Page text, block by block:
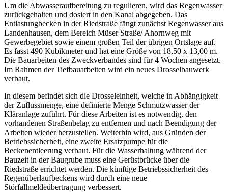
Um die Abwasseraufbereitung zu regulieren, wird das Regenwasser
zurückgehalten und dosiert in den Kanal abgegeben. Das
Entlastungbecken in der Riedstraße fängt zunächst Regenwasser aus
Landenhausen, dem Bereich Müser Straße/ Ahornweg mit
Gewerbegebiet sowie einem großen Teil der übrigen Ortslage auf.
Es fasst 490 Kubikmeter und hat eine Größe von 18,50 x 13,00 m.
Die Bauarbeiten des Zweckverbandes sind für 4 Wochen angesetzt.
Im Rahmen der Tiefbauarbeiten wird ein neues Drosselbauwerk
verbaut.
In diesem befindet sich die Drosseleinheit, welche in Abhängigkeit
der Zuflussmenge, eine definierte Menge Schmutzwasser der
Kläranlage zuführt. Für diese Arbeiten ist es notwendig, den
vorhandenen Straßenbelag zu entfernen und nach Beendigung der
Arbeiten wieder herzustellen. Weiterhin wird, aus Gründen der
Betriebssicherheit, eine zweite Ersatzpumpe für die
Beckenentleerung verbaut. Für die Wasserhaltung während der
Bauzeit in der Baugrube muss eine Gerüstbrücke über die
Riedstraße errichtet werden. Die künftige Betriebssicherheit des
Regenüberlaufbeckens wird durch eine neue
Störfallmeldeübertragung verbessert.